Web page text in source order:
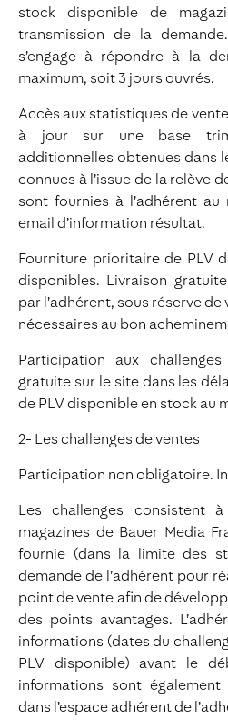
stock disponible de
transmission de la
s’engage à répondre à la
maximum, soit 3 jours ouvrés.
Accès aux statistiques de
à jour sur une base
additionnelles obtenues dans
connues à l’issue de la relève
sont fournies à l’adhérent au
email d’information résultat.
Fourniture prioritaire de PLV
disponibles. Livraison
par l’adhérent, sous réserve
nécessaires au bon
Participation aux
gratuite sur le site dans les
de PLV disponible en stock au
2- Les challenges de ventes
Participation non obligatoire.
Les challenges consistent
magazines de Bauer Media
fournie (dans la limite des
demande de l’adhérent pour
point de vente afin de
des points avantages.
informations (dates du
PLV disponible) avant le
informations sont
dans l’espace adhérent de